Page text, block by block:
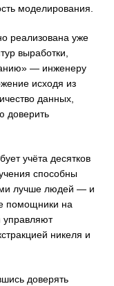
моделирования.
реализована уже
выработки,
— инженеру
исходя из
данных,
доверить
учёта десятков
способны
лучше людей — и
помощники на
управляют
никеля и
доверять